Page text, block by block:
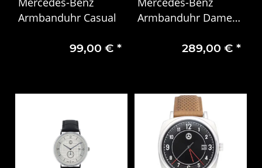
Armbanduhr Casual
99,00 € *
Armbanduhr Damen,
289,00 €*